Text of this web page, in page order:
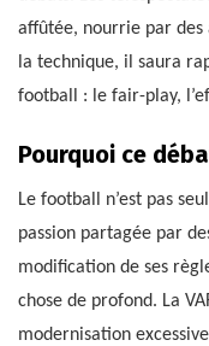
affûtée, nourrie par des
la technique, il saura
football : le fair-play,
Pourquoi ce
Le football n’est pas
passion partagée par
modification de ses
chose de profond. La
modernisation